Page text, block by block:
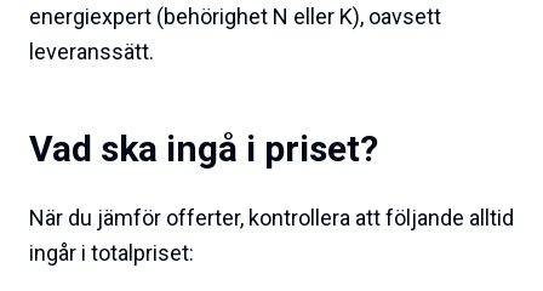
energiexpert (behörighet N eller K), oavsett
leveranssätt.
Vad ska ingå i priset?
När du jämför offerter, kontrollera att följande alltid
ingår i totalpriset: